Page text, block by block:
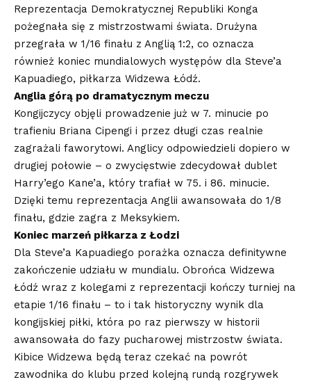
Reprezentacja Demokratycznej Republiki Konga
pożegnała się z mistrzostwami świata. Drużyna
przegrała w 1/16 finału z Anglią 1:2, co oznacza
również koniec mundialowych występów dla Steve’a
Kapuadiego, piłkarza Widzewa Łódź.
Anglia górą po dramatycznym meczu
Kongijczycy objęli prowadzenie już w 7. minucie po
trafieniu Briana Cipengi i przez długi czas realnie
zagrażali faworytowi. Anglicy odpowiedzieli dopiero w
drugiej połowie – o zwycięstwie zdecydował dublet
Harry’ego Kane’a, który trafiał w 75. i 86. minucie.
Dzięki temu reprezentacja Anglii awansowała do 1/8
finału, gdzie zagra z Meksykiem.
Koniec marzeń piłkarza z Łodzi
Dla Steve’a Kapuadiego porażka oznacza definitywne
zakończenie udziału w mundialu. Obrońca Widzewa
Łódź wraz z kolegami z reprezentacji kończy turniej na
etapie 1/16 finału – to i tak historyczny wynik dla
kongijskiej piłki, która po raz pierwszy w historii
awansowała do fazy pucharowej mistrzostw świata.
Kibice Widzewa będą teraz czekać na powrót
zawodnika do klubu przed kolejną rundą rozgrywek